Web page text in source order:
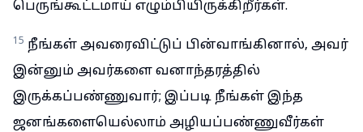
பெருங்கூட்டமாய் எழும்பியிருக்கிறீர்கள்.
15 நீங்கள் அவரைவிட்டுப் பின்வாங்கினால், அவர்
இன்னும் அவர்களை வனாந்தரத்தில்
இருக்கப்பண்ணுவார்; இப்படி நீங்கள் இந்த
ஜனங்களையெல்லாம் அழியப்பண்ணுவீர்கள்